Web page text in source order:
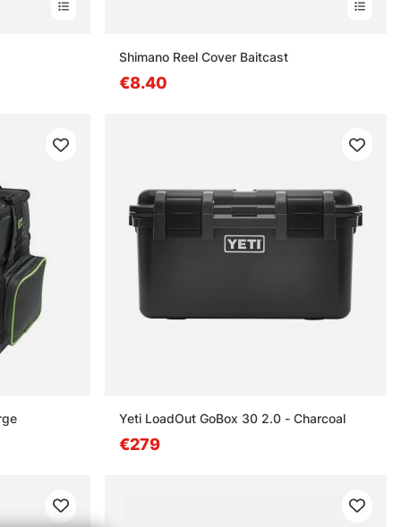
Shimano Reel Cover Baitcast
€8.40
Yeti LoadOut GoBox 30 2.0 - Charcoal
€279